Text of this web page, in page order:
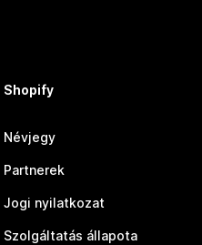
Shopify
Névjegy
Partnerek
Jogi nyilatkozat
Szolgáltatás állapota